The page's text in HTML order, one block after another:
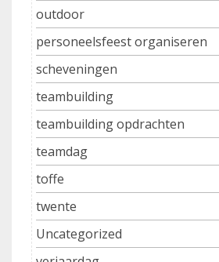
outdoor
personeelsfeest organiseren
scheveningen
teambuilding
teambuilding opdrachten
teamdag
toffe
twente
Uncategorized